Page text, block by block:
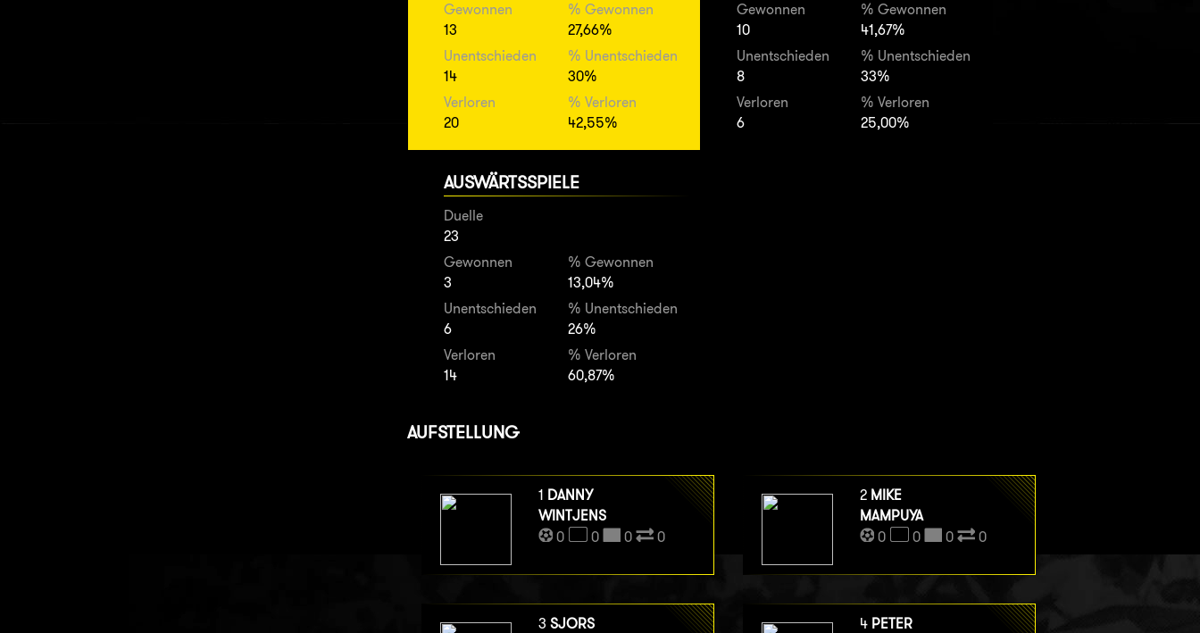
Gewonnen
13
% Gewonnen
27,66%
Unentschieden
14
% Unentschieden
30%
Verloren
20
% Verloren
42,55%
Gewonnen
10
% Gewonnen
41,67%
Unentschieden
8
% Unentschieden
33%
Verloren
6
% Verloren
25,00%
AUSWÄRTSSPIELE
Duelle
23
Gewonnen
3
% Gewonnen
13,04%
Unentschieden
6
% Unentschieden
26%
Verloren
14
% Verloren
60,87%
AUFSTELLUNG
1 DANNY
WINTJENS
0
0 0 0
2 MIKE
MAMPUYA
0
0 0 0
3 SJORS
4 PETER